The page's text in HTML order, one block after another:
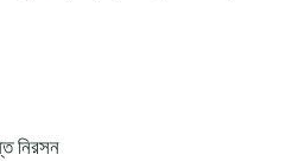
নিরসন